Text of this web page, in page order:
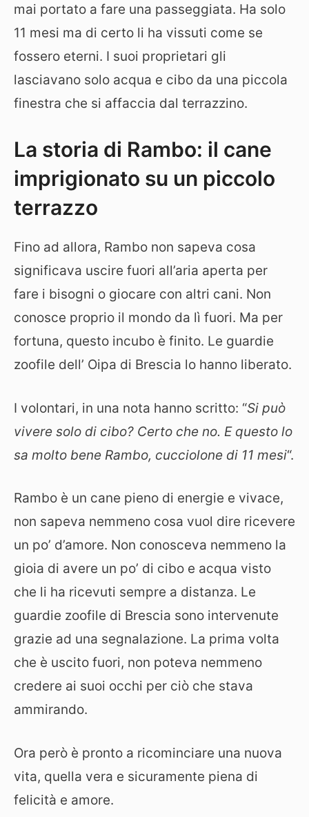
mai portato a fare una passeggiata. Ha solo
11 mesi ma di certo li ha vissuti come se
fossero eterni. I suoi proprietari gli
lasciavano solo acqua e cibo da una piccola
finestra che si affaccia dal terrazzino.
La storia di Rambo: il cane
imprigionato su un piccolo
terrazzo
Fino ad allora, Rambo non sapeva cosa
significava uscire fuori all’aria aperta per
fare i bisogni o giocare con altri cani. Non
conosce proprio il mondo da lì fuori. Ma per
fortuna, questo incubo è finito. Le guardie
zoofile dell’ Oipa di Brescia lo hanno liberato.
I volontari, in una nota hanno scritto: “Si può
vivere solo di cibo? Certo che no. E questo lo
sa molto bene Rambo, cucciolone di 11 mesi“.
Rambo è un cane pieno di energie e vivace,
non sapeva nemmeno cosa vuol dire ricevere
un po’ d’amore. Non conosceva nemmeno la
gioia di avere un po’ di cibo e acqua visto
che li ha ricevuti sempre a distanza. Le
guardie zoofile di Brescia sono intervenute
grazie ad una segnalazione. La prima volta
che è uscito fuori, non poteva nemmeno
credere ai suoi occhi per ciò che stava
ammirando.
Ora però è pronto a ricominciare una nuova
vita, quella vera e sicuramente piena di
felicità e amore.